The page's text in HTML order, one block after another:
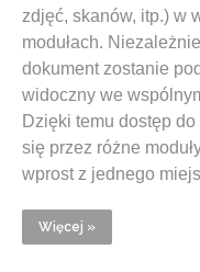
zdjęć, skanów, itp.) w
modułach.
dokument zostanie
widoczny we
Dzięki temu dostęp
się przez różne
wprost z jednego
Więcej »